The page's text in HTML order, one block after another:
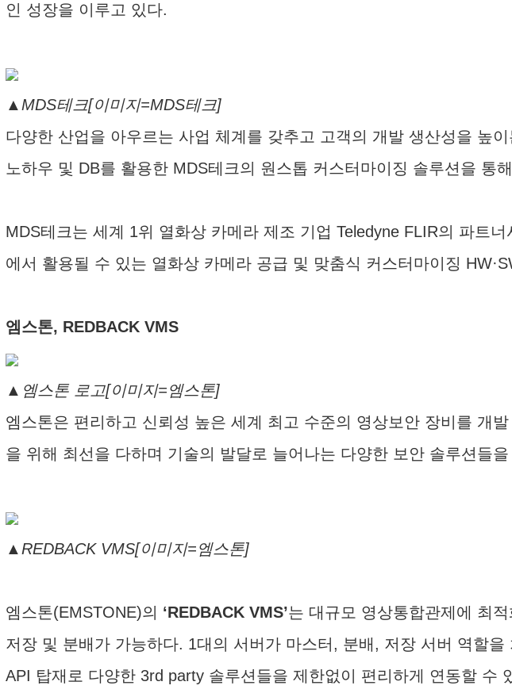
인 성장을 이루고 있다.
▲MDS테크[이미지=MDS테크]
다양한 산업을 아우르는 사업 체계를 갖추고 고객의 개발 생산성을 높
노하우 및 DB를 활용한 MDS테크의 원스톱 커스터마이징 솔루션을
MDS테크는 세계 1위 열화상 카메라 제조 기업 Teledyne FLIR의 파트
에서 활용될 수 있는 열화상 카메라 공급 및 맞춤식 커스터마이징
엠스톤, REDBACK VMS
▲엠스톤 로고[이미지=엠스톤]
엠스톤은 편리하고 신뢰성 높은 세계 최고 수준의 영상보안 장비를 개
을 위해 최선을 다하며 기술의 발달로 늘어나는 다양한 보안 솔루션들
▲REDBACK VMS[이미지=엠스톤]
엠스톤(EMSTONE)의 ‘REDBACK VMS’는 대규모 영상통합관제에 최
저장 및 분배가 가능하다. 1대의 서버가 마스터, 분배, 저장 서버 역할
API 탑재로 다양한 3rd party 솔루션들을 제한없이 편리하게 연동할 수